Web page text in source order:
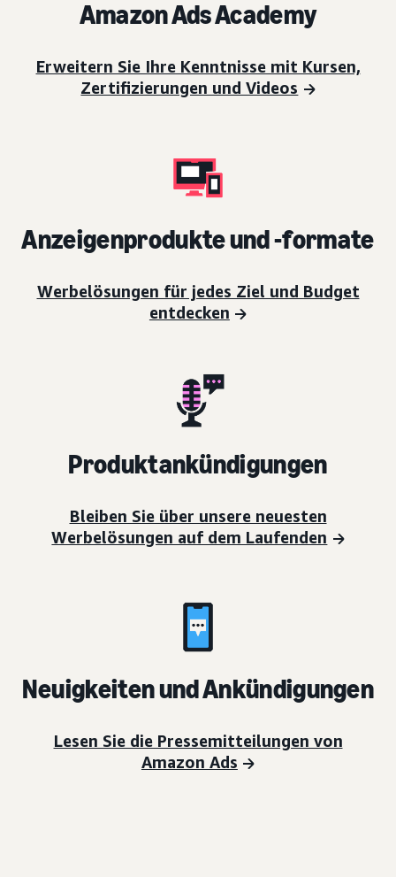
Amazon Ads Academy
Erweitern Sie Ihre Kenntnisse mit Kursen,
Zertifizierungen und Videos
Anzeigenprodukte und -formate
Werbelösungen für jedes Ziel und Budget
entdecken
Produktankündigungen
Bleiben Sie über unsere neuesten
Werbelösungen auf dem Laufenden
Neuigkeiten und Ankündigungen
Lesen Sie die Pressemitteilungen von
Amazon Ads